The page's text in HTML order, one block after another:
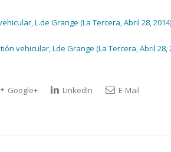
L.de Grange (La Tercera, Abril 28, 2014)
vehicular, Lde Grange (La Tercera, Abril 28,
Google+ LinkedIn E-Mail